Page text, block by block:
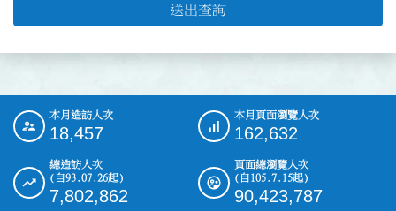
送出查詢
::: 本月造訪人次
18,457
本月頁面瀏覽人次
162,632
總造訪人次
(自93.07.26起)
7,802,862
頁面總瀏覽人次
(自105.7.15起)
90,423,787